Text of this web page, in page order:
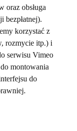
oraz obsługa
bezpłatnej).
korzystać z
rozmycie itp.) i
serwisu Vimeo
montowania
do